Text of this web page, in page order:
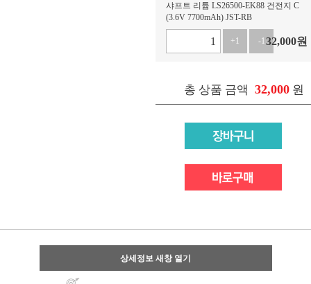
샤프트 리튬 LS26500-EK88 건전지 C
(3.6V 7700mAh) JST-RB
+1 -132,000원
총 상품 금액 32,000 원
상세정보 새창 열기